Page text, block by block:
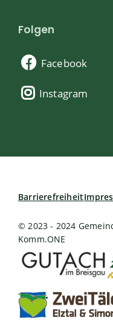
Folgen
Facebook
Instagram
Barrierefreiheit
© 2023 - 2024
Komm.ONE